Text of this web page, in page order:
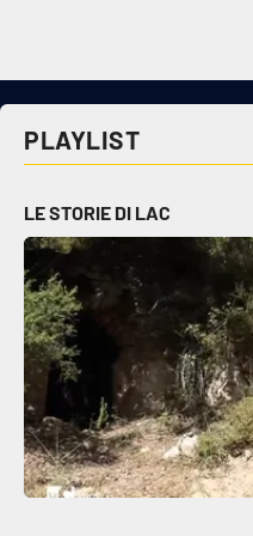
Economia e Lavoro
Politica
Sanità
Società
Sport
RUBRICHE
Good Morning Vietnam
PLAYLIST
LE STORIE DI LAC